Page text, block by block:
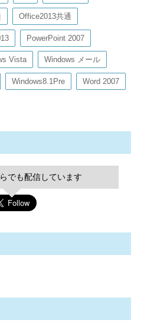
Office2013共通
PowerPoint 2007
Vista Windows メール
Windows8.1Pre Word 2007
でも配信しています